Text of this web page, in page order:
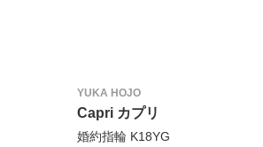
YUKA HOJO
Capri カプリ
婚約指輪 K18YG